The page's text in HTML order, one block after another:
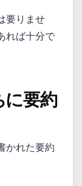
要りませ
れば十分で
に要約
かれた要約